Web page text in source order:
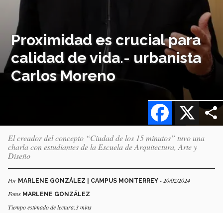
Proximidad es crucial para
calidad de vida.- urbanista
Carlos Moreno
X
Facebook
El creador del concepto “Ciudad de los 15 minutos” tuvo una
charla con estudiantes de la Escuela de Arquitectura, Arte y
Diseño
Por MARLENE GONZÁLEZ | CAMPUS MONTERREY - 20/02/2024
Fotos MARLENE GONZÁLEZ
Tiempo estimado de lectura:3 mins